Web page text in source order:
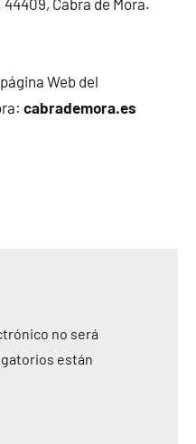
44409, Cabra de Mora.
Web del
cabrademora.es
no será
están